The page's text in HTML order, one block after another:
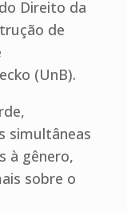
Direito da
de
(UnB).
simultâneas
à gênero,
sobre o